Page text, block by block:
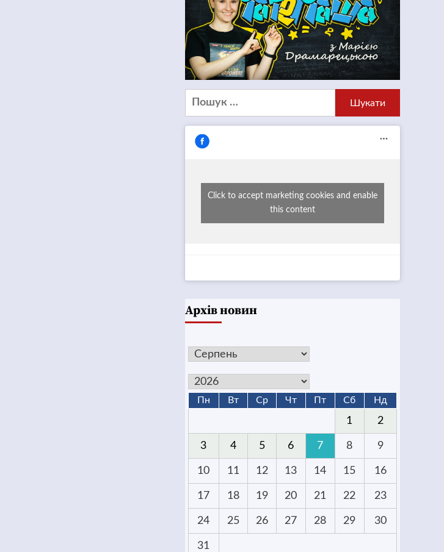
Пошук:
Click to accept marketing cookies and enable
this content
Архів новин
Пн Вт Ср Чт Пт Сб Нд
1 2
3 4 5 6 7 8 9
10 11 12 13 14 15 16
17 18 19 20 21 22 23
24 25 26 27 28 29 30
31